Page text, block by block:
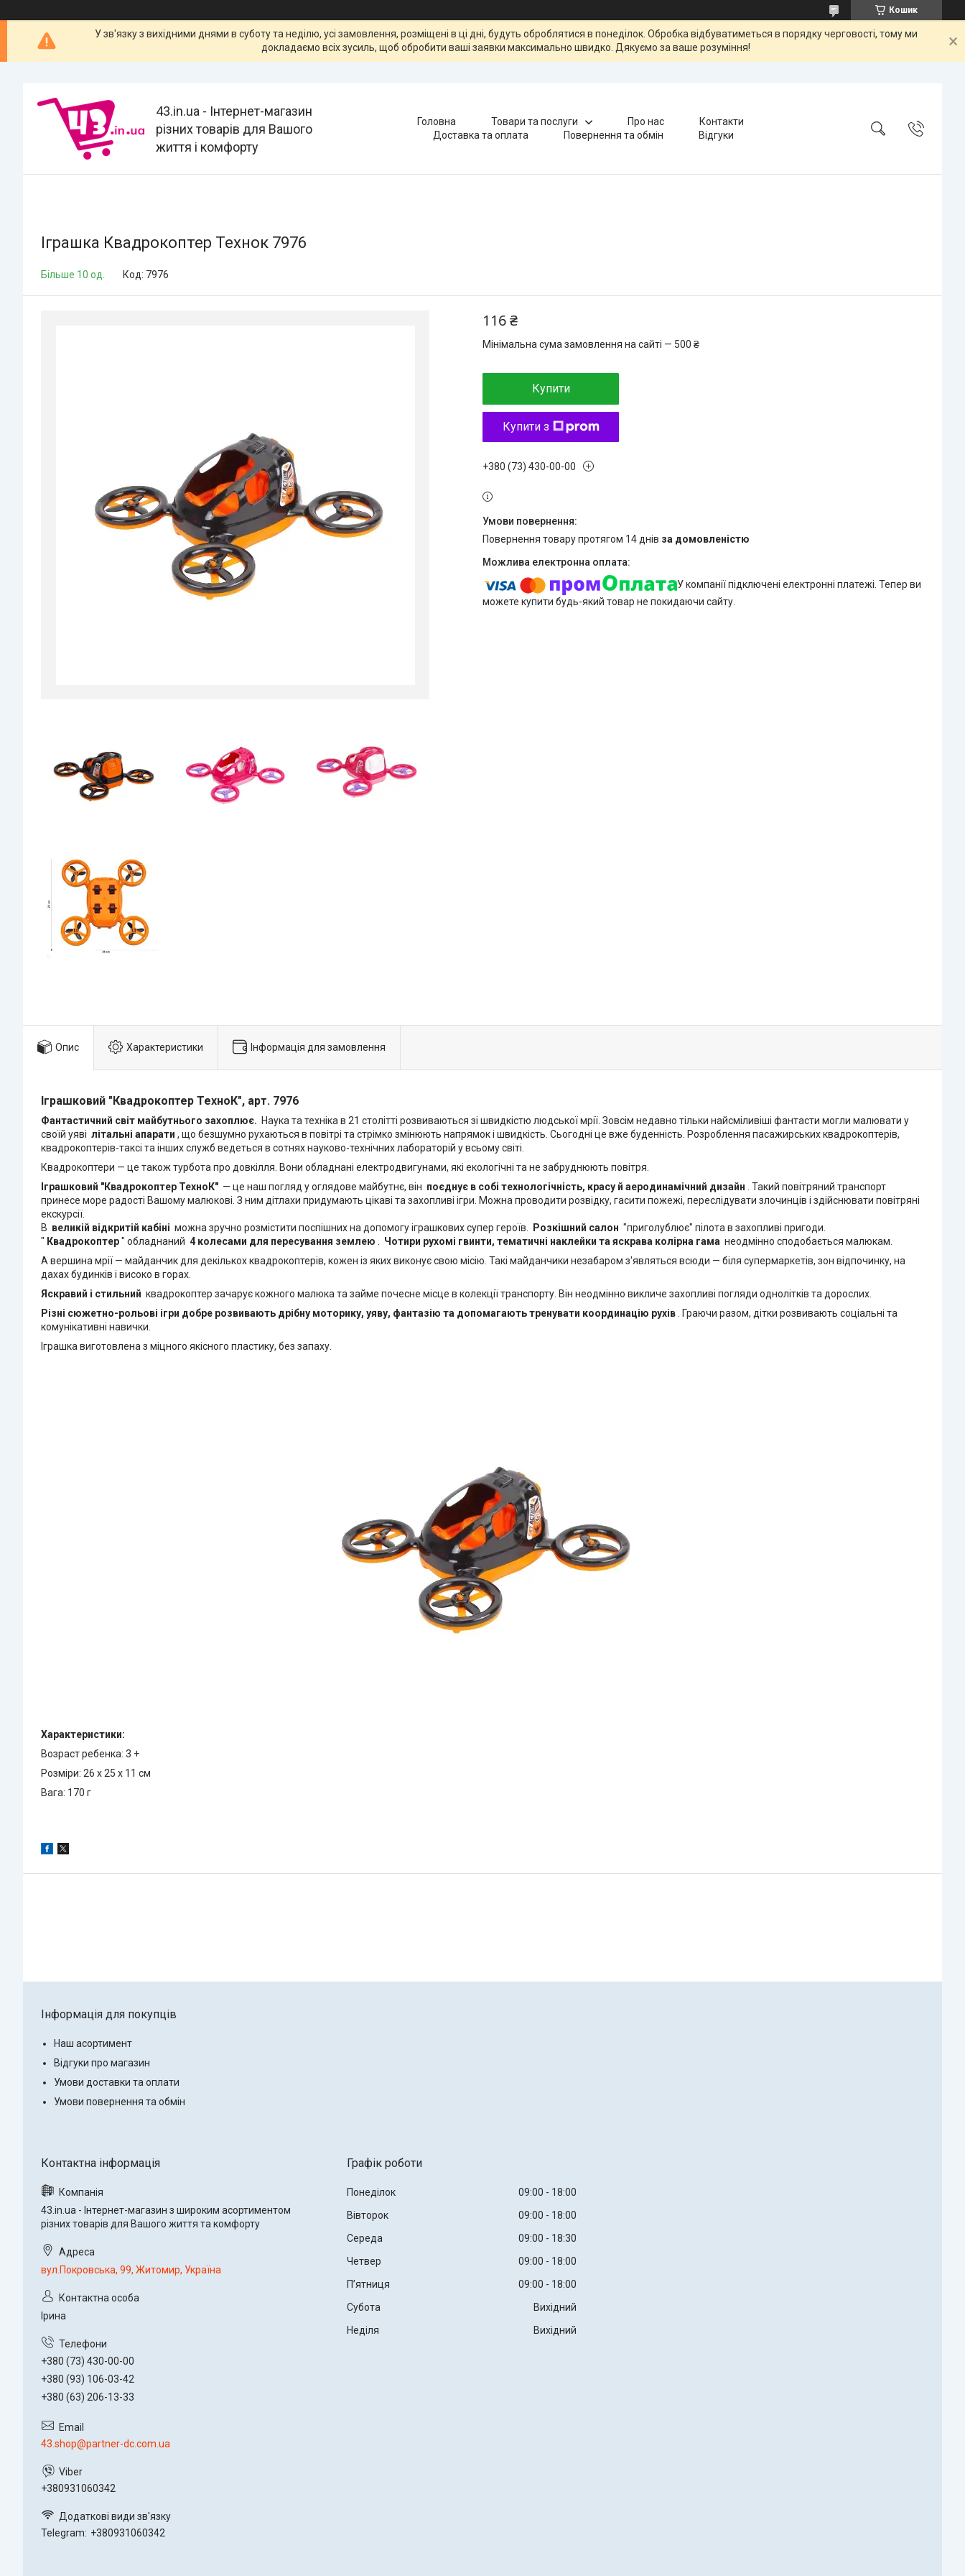
Кошик
У зв'язку з вихідними днями в суботу та неділю, усі замовлення, розміщені в ці дні, будуть оброблятися в понеділок. Обробка відбуватиметься в порядку черговості, тому ми
докладаємо всіх зусиль, щоб обробити ваші заявки максимально швидко. Дякуємо за ваше розуміння!
43.in.ua - Інтернет-магазин
різних товарів для Вашого
життя і комфорту
Головна Товари та послуги Про нас
Контакти
Доставка та оплата
Повернення та обмін Відгуки
Іграшка Квадрокоптер Технок 7976
Більше 10 од. Код: 7976
116 ₴
Мінімальна сума замовлення на сайті — 500 ₴
Купити
Купити з
+380 (73) 430-00-00
повернення товару протягом 14 днів за домовленістю
У компанії підключені електронні платежі. Тепер ви
можете купити будь-який товар не покидаючи сайту.
Опис Характеристики Інформація для замовлення
Іграшковий "Квадрокоптер ТехноК", арт. 7976
Фантастичний світ майбутнього захоплює. Наука та техніка в 21 столітті розвиваються зі швидкістю людської мрії. Зовсім недавно тільки найсміливіші фантасти могли малювати у
своїй уяві літальні апарати , що безшумно рухаються в повітрі та стрімко змінюють напрямок і швидкість. Сьогодні це вже буденність. Розроблення пасажирських квадрокоптерів,
квадрокоптерів-таксі та інших служб ведеться в сотнях науково-технічних лабораторій у всьому світі.
Квадрокоптери — це також турбота про довкілля. Вони обладнані електродвигунами, які екологічні та не забруднюють повітря.
Іграшковий "Квадрокоптер ТехноК" — це наш погляд у оглядове майбутнє, він поєднує в собі технологічність, красу й аеродинамічний дизайн . Такий повітряний транспорт
принесе море радості Вашому малюкові. З ним дітлахи придумають цікаві та захопливі ігри. Можна проводити розвідку, гасити пожежі, переслідувати злочинців і здійснювати повітряні
екскурсії.
В великій відкритій кабіні можна зручно розмістити поспішних на допомогу іграшкових супер героїв. Розкішний салон "приголублює" пілота в захопливі пригоди.
" Квадрокоптер" обладнаний 4 колесами для пересування землею Чотири рухомі гвинти, тематичні наклейки та яскрава колірна гама неодмінно сподобається малюкам.
А вершина мрії — майданчик для декількох квадрокоптерів, кожен із яких виконує свою місію. Такі майданчики незабаром з'являться всюди — біля супермаркетів, зон відпочинку, на
дахах будинків і високо в горах.
Яскравий і стильний квадрокоптер зачарує кожного малюка та займе почесне місце в колекції транспорту. Він неодмінно викличе захопливі погляди однолітків та дорослих.
Різні сюжетно-рольові ігри добре розвивають дрібну моторику, уяву, фантазію та допомагають тренувати координацію рухів . Граючи разом, дітки розвивають соціальні та
комунікативні навички.
Іграшка виготовлена з міцного якісного пластику, без запаху.
Характеристики:
Возраст ребенка: 3 +
Розміри: 26 х 25 х 11 см
Вага: 170 г
Інформація для покупців
Наш асортимент
Відгуки про магазин
Умови доставки та оплати
Умови повернення та обмін
43.in.ua - Інтернет-магазин з широким асортиментом
різних товарів для Вашого життя та комфорту
вул.Покровська, 99, Житомир, Україна
Ірина
+380 (73) 430-00-00
+380 (93) 106-03-42
+380 (63) 206-13-33
43.shop@partner-dc.com.ua
+380931060342
Telegram +380931060342
Графік роботи
Понеділок 09:00
18:00
Вівторок
09:00
18:00
Середа
09:00
18:30
Четвер
09:00
18:00
Пʼятниця
09:00
18:00
Субота
Вихідний
Неділя
Вихідний